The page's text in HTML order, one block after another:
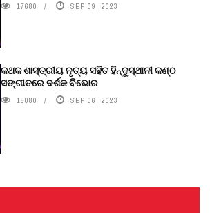
17680 SEP 09, 2023
କଥକ ଶାସ୍ତ୍ରୀୟ ନୃତ୍ୟ ସହିତ ହିନ୍ଦୁସ୍ଥାନୀ କଣ୍ଠ
ସଙ୍ଗୀତରେ ଦର୍ଶକ ବିଭୋର
18080 SEP 06, 2023